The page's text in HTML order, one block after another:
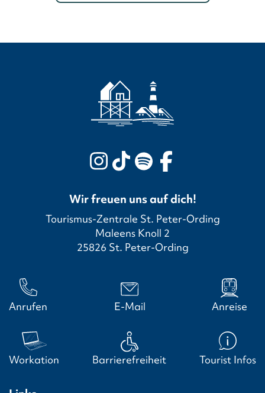
Wir freuen uns auf dich!
Tourismus-Zentrale St. Peter-Ording
Maleens Knoll 2
25826 St. Peter-Ording
Anrufen E-Mail Anreise
Workation Barrierefreiheit Tourist Infos